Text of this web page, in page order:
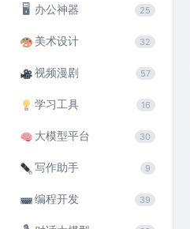
🖥 办公神器 25
美术设计 32
视频漫剧 57
学习工具 16
大模型平台 30
写作助手 9
编程开发 39